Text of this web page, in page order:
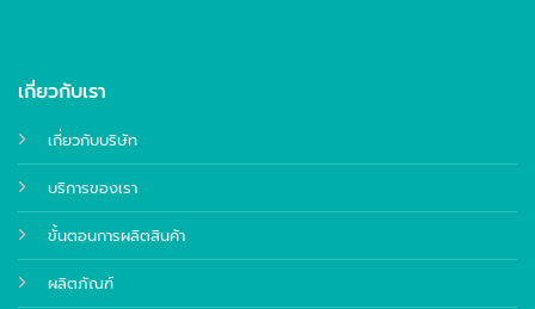
เกี่ยวกับเรา
เกี่ยวกับบริษัท
บริการของเรา
ขั้นตอนการผลิตสินค้า
ผลิตภัณฑ์